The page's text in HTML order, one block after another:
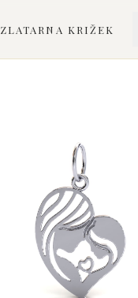
ZLATARNA KRIŽEK